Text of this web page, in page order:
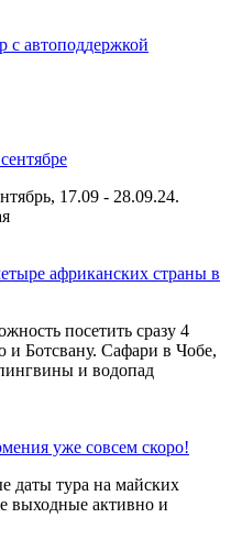
с автоподдержкой
17.09 - 28.09.24.
африканских страны в
посетить сразу 4
Ботсвану. Сафари в Чобе,
и водопад
уже совсем скоро!
даты тура на майских
выходные активно и